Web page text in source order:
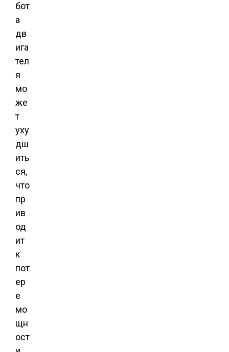
бот
а
дв
ига
тел
я
мо
же
т
уху
дш
ить
ся,
что
пр
ив
од
ит
к
пот
ер
е
мо
щн
ост